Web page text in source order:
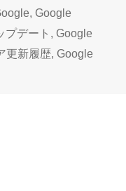
テ
ゴ
リ
, Google
プデート , Google
更新履歴, Google